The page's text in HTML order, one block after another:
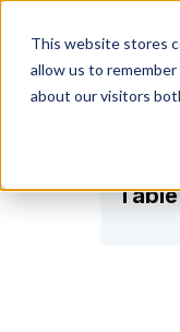
This website stores
allow us to
about our visitors